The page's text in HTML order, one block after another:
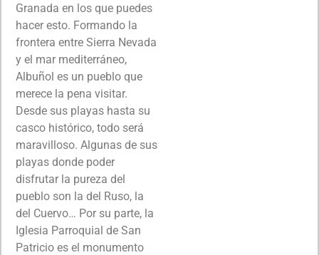
Granada en los que puedes
hacer esto. Formando la
frontera entre Sierra Nevada
y el mar mediterráneo,
Albuñol es un pueblo que
merece la pena visitar.
Desde sus playas hasta su
casco histórico, todo será
maravilloso. Algunas de sus
playas donde poder
disfrutar la pureza del
pueblo son la del Ruso, la
del Cuervo… Por su parte, la
Iglesia Parroquial de San
Patricio es el monumento